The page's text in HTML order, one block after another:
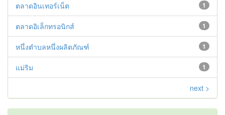
1
ตลาดอินเทอร์เน็ต
1
ตลาดอิเล็กทรอนิกส์
1
หนึ่งตำบลหนึ่งผลิตภัณฑ์
1
แม่ริม
next >